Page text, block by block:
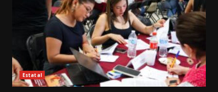
Estatal